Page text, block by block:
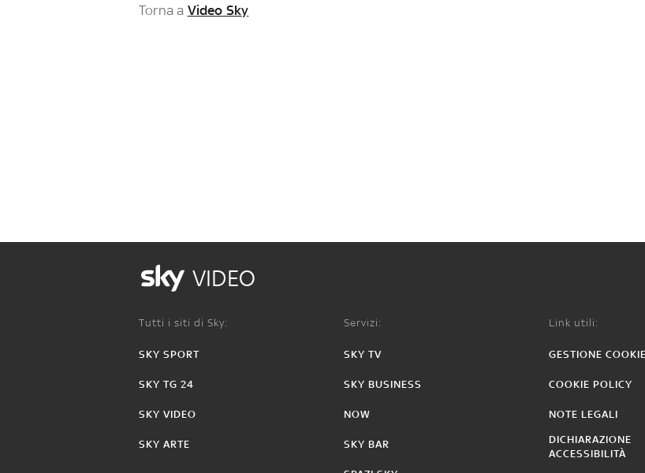
Torna a Video Sky
VIDEO
Tutti i siti di Sky:
SKY SPORT
SKY TG 24
SKY VIDEO
SKY ARTE
Servizi:
SKY TV
SKY BUSINESS
NOW
SKY BAR
Link utili:
GESTIONE COOKIE
COOKIE POLICY
NOTE LEGALI
DICHIARAZIONE
ACCESSIBILITÀ